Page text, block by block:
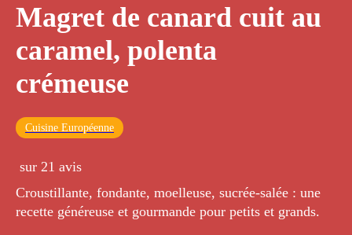
Magret de canard cuit au
caramel, polenta
crémeuse
Cuisine Européenne
sur 21 avis
Croustillante, fondante, moelleuse, sucrée-salée : une
recette généreuse et gourmande pour petits et grands.